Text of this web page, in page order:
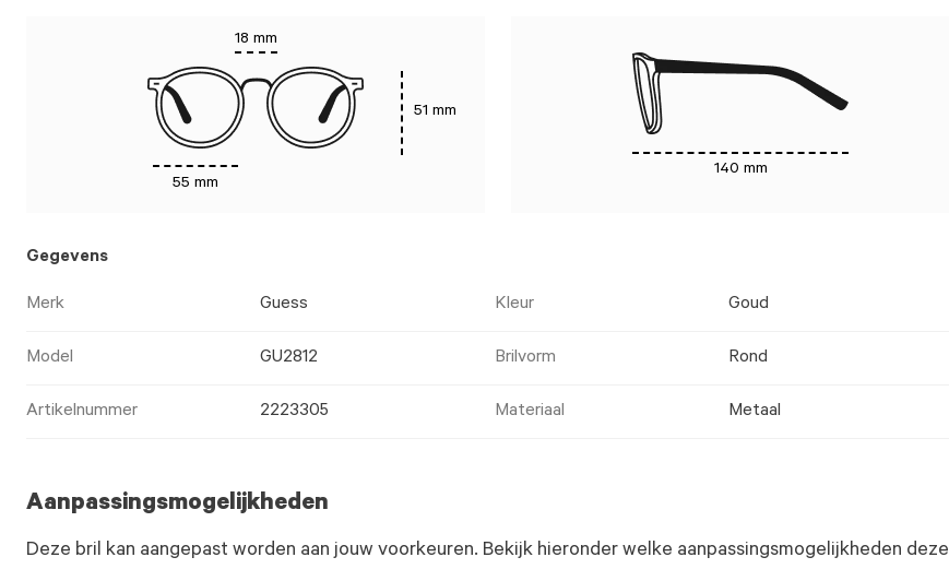
18 mm
55 mm
51 mm
140 mm
Gegevens
Merk Guess Kleur Goud
Model GU2812 Brilvorm Rond
Artikelnummer 2223305 Materiaal Metaal
Aanpassingsmogelijkheden
Deze bril kan aangepast worden aan jouw voorkeuren. Bekijk hieronder welke aanpassingsmogelijkheden deze